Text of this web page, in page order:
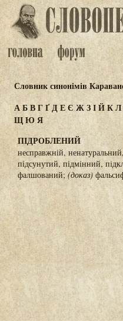
Словник синонімів
АБВГҐДЕЄ ЖЗІЙКЛ
ЩЮ Я
ПІДРОБЛЕНИЙ
несправжній,
підсунутий, підмінний,
фалшований; (доказ)